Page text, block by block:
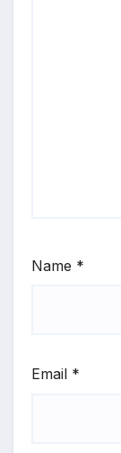
Name *
Email *